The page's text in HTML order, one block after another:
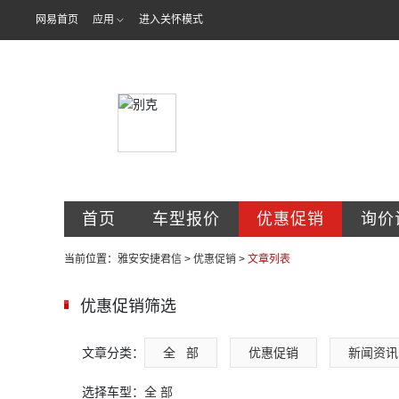
网易首页 应用 进入关怀模式
首页 车型报价 优惠促销 询价
当前位置： 雅安安捷君信 > 优惠促销 > 文章列表
优惠促销筛选
文章分类： 全   部 优惠促销 新闻资讯
选择车型： 全 部